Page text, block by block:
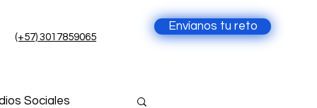
(+57) 3017859065
Envíanos tu reto
Sociales